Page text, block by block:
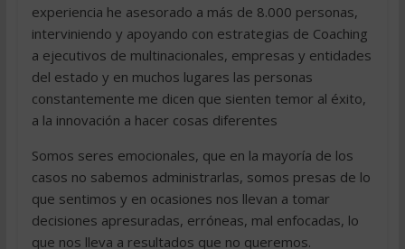
experiencia he asesorado a más de 8.000 personas,
interviniendo y apoyando con estrategias de Coaching
a ejecutivos de multinacionales, empresas y entidades
del estado y en muchos lugares las personas
constantemente me dicen que sienten temor al éxito,
a la innovación a hacer cosas diferentes
Somos seres emocionales, que en la mayoría de los
casos no sabemos administrarlas, somos presas de lo
que sentimos y en ocasiones nos llevan a tomar
decisiones apresuradas, erróneas, mal enfocadas, lo
que nos lleva a resultados que no queremos.